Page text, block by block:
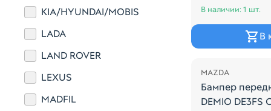
KIA/HYUNDAI/MOBIS
LADA
LAND ROVER
LEXUS
MADFIL
В наличии: 1 шт.
В
Распродажа
MAZDA
Бампер
DEMIO DE3FS